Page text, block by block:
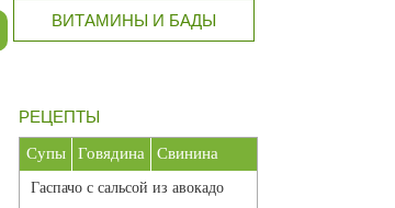
ВИТАМИНЫ И БАДЫ
РЕЦЕПТЫ
Супы Говядина Свинина
Гаспачо с сальсой из авокадо